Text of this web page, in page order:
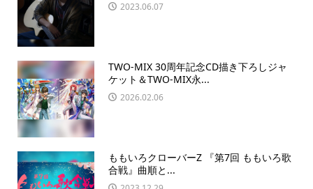
2023.06.07
TWO-MIX 30周年記念CD描き下ろしジャ
ケット＆TWO-MIX永...
2026.02.06
ももいろクローバーZ 『第7回 ももいろ歌
合戦』曲順と...